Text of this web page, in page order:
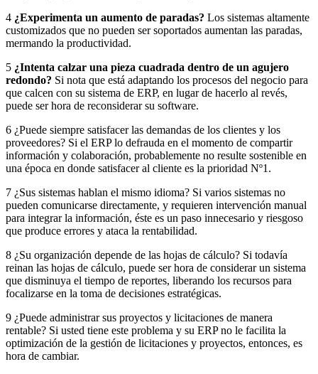
4 ¿Experimenta un aumento de paradas? Los sistemas altamente
customizados que no pueden ser soportados aumentan las paradas,
mermando la productividad.
5 ¿Intenta calzar una pieza cuadrada dentro de un agujero
redondo? Si nota que está adaptando los procesos del negocio para
que calcen con su sistema de ERP, en lugar de hacerlo al revés,
puede ser hora de reconsiderar su software.
6 ¿Puede siempre satisfacer las demandas de los clientes y los
proveedores? Si el ERP lo defrauda en el momento de compartir
información y colaboración, probablemente no resulte sostenible en
una época en donde satisfacer al cliente es la prioridad Nº1.
7 ¿Sus sistemas hablan el mismo idioma? Si varios sistemas no
pueden comunicarse directamente, y requieren intervención manual
para integrar la información, éste es un paso innecesario y riesgoso
que produce errores y ataca la rentabilidad.
8 ¿Su organización depende de las hojas de cálculo? Si todavía
reinan las hojas de cálculo, puede ser hora de considerar un sistema
que disminuya el tiempo de reportes, liberando los recursos para
focalizarse en la toma de decisiones estratégicas.
9 ¿Puede administrar sus proyectos y licitaciones de manera
rentable? Si usted tiene este problema y su ERP no le facilita la
optimización de la gestión de licitaciones y proyectos, entonces, es
hora de cambiar.